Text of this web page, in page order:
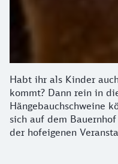
Habt ihr als Kinder
kommt? Dann rein in
Hängebauchschweine
sich auf dem
der hofeigenen